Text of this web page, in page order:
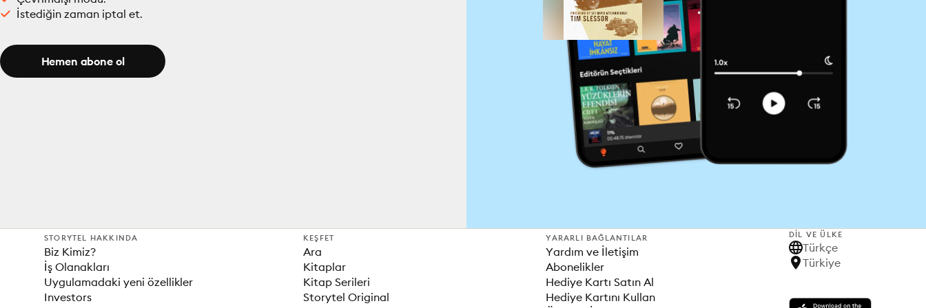
İstediğin zaman iptal et.
Hemen abone ol
STORYTEL HAKKINDA
Biz Kimiz?
İş Olanakları
Uygulamadaki yeni özellikler
Investors
KEŞFET
Ara
Kitaplar
Kitap Serileri
Storytel Original
YARARLI BAĞLANTILAR
Yardım ve İletişim
Abonelikler
Hediye Kartı Satın Al
Hediye Kartını Kullan
DIL VE ÜLKE
Türkçe
Türkiye